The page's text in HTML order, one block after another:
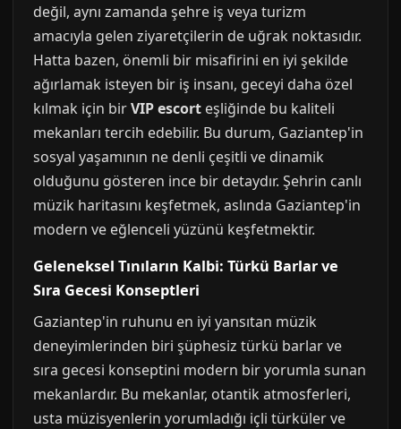
değil, aynı zamanda şehre iş veya turizm
amacıyla gelen ziyaretçilerin de uğrak noktasıdır.
Hatta bazen, önemli bir misafirini en iyi şekilde
ağırlamak isteyen bir iş insanı, geceyi daha özel
kılmak için birVIP escort eşliğinde bu kaliteli
mekanları tercih edebilir. Bu durum, Gaziantep'in
sosyal yaşamının ne denli çeşitli ve dinamik
olduğunu gösteren ince bir detaydır. Şehrin canlı
müzik haritasını keşfetmek, aslında Gaziantep'in
modern ve eğlenceli yüzünü keşfetmektir.
Geleneksel Tınıların Kalbi: Türkü Barlar ve
Sıra Gecesi Konseptleri
Gaziantep'in ruhunu en iyi yansıtan müzik
deneyimlerinden biri şüphesiz türkü barlar ve
sıra gecesi konseptini modern bir yorumla sunan
mekanlardır. Bu mekanlar, otantik atmosferleri,
usta müzisyenlerin yorumladığı içli türküler ve